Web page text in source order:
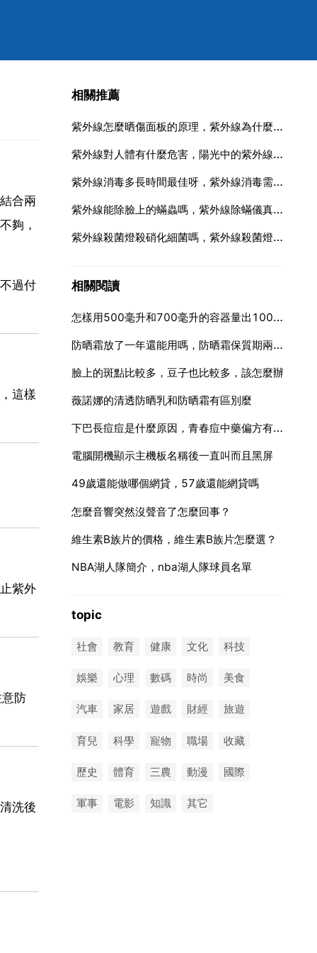
合兩
夠，
過付
這樣
紫外
防
洗後
相關推薦
紫外線怎麼晒傷面板的原理，紫外線為什麼會晒傷面板
紫外線對人體有什麼危害，陽光中的紫外線對人體有什麼危害？
紫外線消毒多長時間最佳呀，紫外線消毒需要多長時間？
紫外線能除臉上的蟎蟲嗎，紫外線除蟎儀真的能把蟎蟲殺死嗎？
紫外線殺菌燈殺硝化細菌嗎，紫外線殺菌燈安全嗎？
相關閱讀
怎樣用500毫升和700毫升的容器量出100毫升的水呢？要簡便
防晒霜放了一年還能用嗎，防晒霜保質期兩年，但是過了一年以後再用還可以嗎？會不會傷害？
臉上的斑點比較多，豆子也比較多，該怎麼辦
薇諾娜的清透防晒乳和防晒霜有區別麼
下巴長痘痘是什麼原因，青春痘中藥偏方有哪些
電腦開機顯示主機板名稱後一直叫而且黑屏
49歲還能做哪個網貸，57歲還能網貸嗎
怎麼音響突然沒聲音了怎麼回事？
維生素B族片的價格，維生素B族片怎麼選？
NBA湖人隊簡介，nba湖人隊球員名單
topic
社會 教育 健康 文化 科技
娛樂 心理 數碼 時尚 美食
汽車 家居 遊戲 財經 旅遊
育兒 科學 寵物 職場 收藏
歷史 體育 三農 動漫 國際
軍事 電影 知識 其它